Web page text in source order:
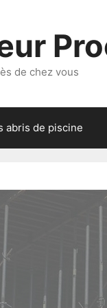
de chez vous
abris de piscine